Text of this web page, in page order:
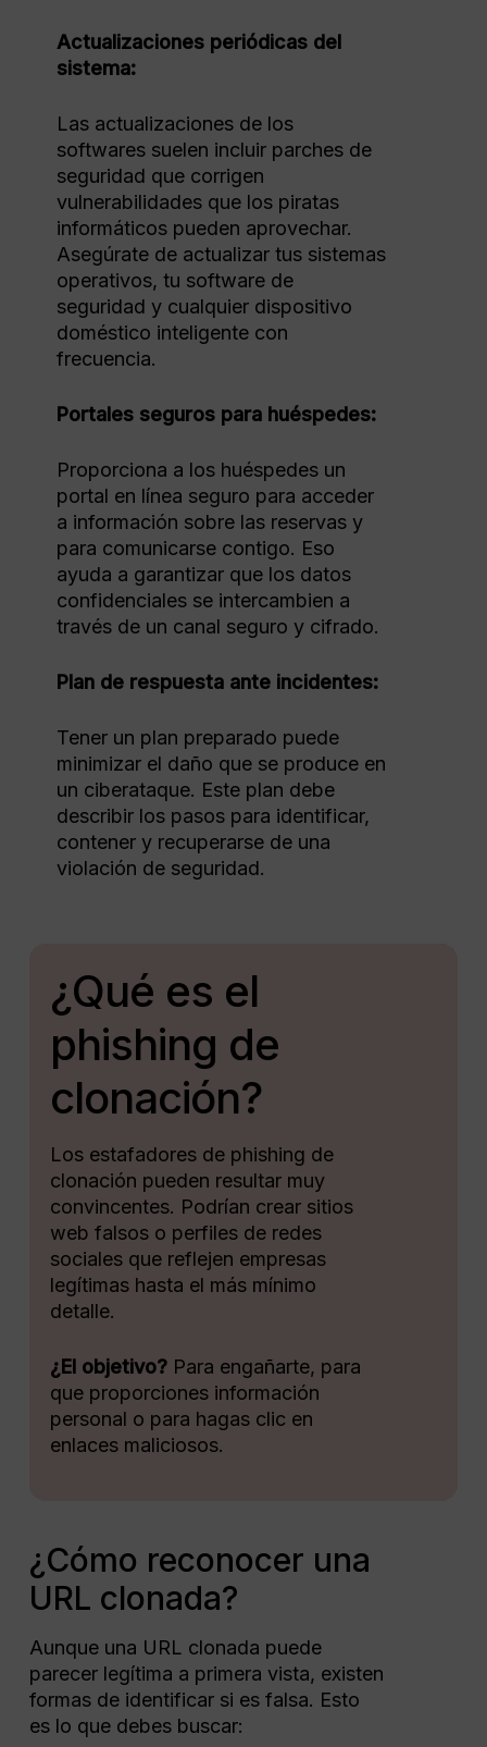
Actualizaciones periódicas del
sistema:
Las actualizaciones de los
softwares suelen incluir parches de
seguridad que corrigen
vulnerabilidades que los piratas
informáticos pueden aprovechar.
Asegúrate de actualizar tus sistemas
operativos, tu software de
seguridad y cualquier dispositivo
doméstico inteligente con
frecuencia.
Portales seguros para huéspedes:
Proporciona a los huéspedes un
portal en línea seguro para acceder
a información sobre las reservas y
para comunicarse contigo. Eso
ayuda a garantizar que los datos
confidenciales se intercambien a
través de un canal seguro y cifrado.
Plan de respuesta ante incidentes:
Tener un plan preparado puede
minimizar el daño que se produce en
un ciberataque. Este plan debe
describir los pasos para identificar,
contener y recuperarse de una
violación de seguridad.
¿Qué es el
phishing de
clonación?
Los estafadores de phishing de
clonación pueden resultar muy
convincentes. Podrían crear sitios
web falsos o perfiles de redes
sociales que reflejen empresas
legítimas hasta el más mínimo
detalle.
¿El objetivo? Para engañarte, para
que proporciones información
personal o para hagas clic en
enlaces maliciosos.
¿Cómo reconocer una
URL clonada?
Aunque una URL clonada puede
parecer legítima a primera vista, existen
formas de identificar si es falsa. Esto
es lo que debes buscar: